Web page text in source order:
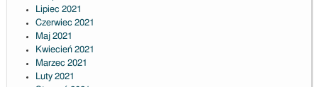
Lipiec 2021
Czerwiec 2021
Maj 2021
Kwiecień 2021
Marzec 2021
Luty 2021